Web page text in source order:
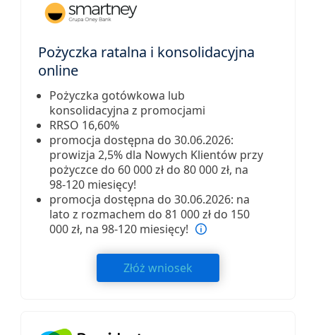
Pożyczka ratalna i konsolidacyjna
online
Pożyczka gotówkowa lub
konsolidacyjna z promocjami
RRSO 16,60%
promocja dostępna do 30.06.2026:
prowizja 2,5% dla Nowych Klientów przy
pożyczce do 60 000 zł do 80 000 zł, na
98-120 miesięcy!
promocja dostępna do 30.06.2026: na
lato z rozmachem do 81 000 zł do 150
000 zł, na 98-120 miesięcy!
Złóż wniosek